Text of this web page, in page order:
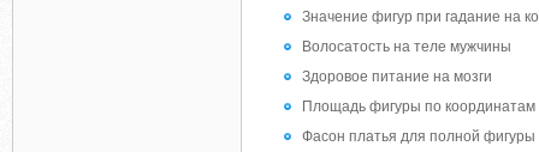
Значение фигур при гадание на
Волосатость на теле мужчины
Здоровое питание на мозги
Площадь фигуры по
Фасон платья для полной